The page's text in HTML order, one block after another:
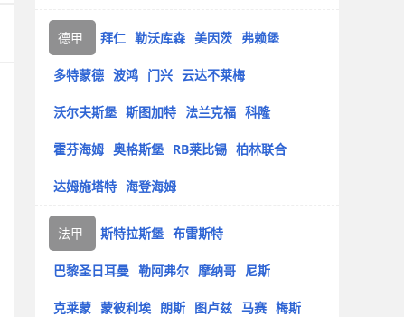
德甲 拜仁 勒沃库森 美因茨 弗赖堡
多特蒙德 波鸿 门兴 云达不莱梅
沃尔夫斯堡 斯图加特 法兰克福 科隆
霍芬海姆 奥格斯堡 RB莱比锡 柏林联合
达姆施塔特 海登海姆
法甲 斯特拉斯堡 布雷斯特
巴黎圣日耳曼 勒阿弗尔 摩纳哥 尼斯
克莱蒙 蒙彼利埃 朗斯 图卢兹 马赛 梅斯